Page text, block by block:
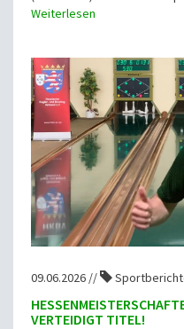
Weiterlesen
09.06.2026 //
VERTEIDIGT TITEL!